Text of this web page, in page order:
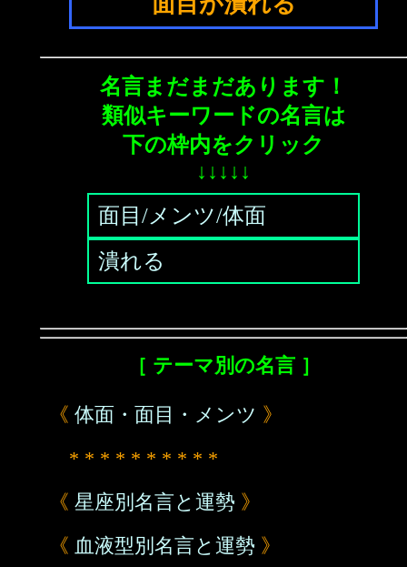
名言まだまだあります！
類似キーワードの名言は
下の枠内をクリック
↓↓↓↓↓
面目/メンツ/体面
潰れる
［ テーマ別の名言 ］
《 体面・面目・メンツ 》
* * * * * * * * * *
《 星座別名言と運勢 》
《 血液型別名言と運勢 》